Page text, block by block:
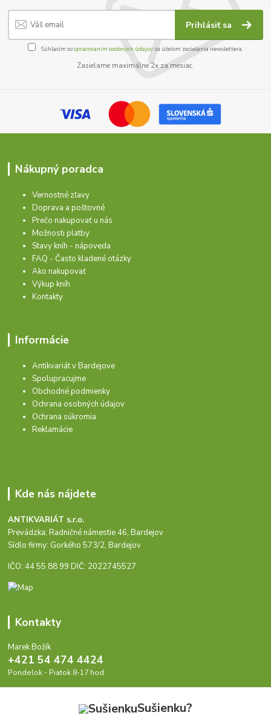
Prihlásiť sa
Súhlasím sospracovaním osobných údajov za účelom zasielania newslettera.
Zasielame maximálne 2x za mesiac.
Nákupný poradca
Vernostné zľavy
Doprava a poštovné
Prečo nakupovať u nás
Možnosti platby
Stavy kníh - nápoveda
FAQ - Často kladené otázky
Ako nakupovať
Výkup kníh
Kontakty
Informácie
Antikvariát v Bardejove
Spolupracujme
Obchodné podmienky
Ochrana osobných údajov
Ochrana súkromia
Reklamácie
Kde nás nájdete
ANTIKVARIÁT s.r.o.
Prevádzka: Radničné námestie 46, Bardejov
Sídlo firmy: Gorkého 573/2, Bardejov
IČO: 44 55 88 99 DIČ: 2022745527
Kontakty
Marek Božík
+421 54 474 4424
Pondelok - Piatok 8-17 hod.
Sušienku?